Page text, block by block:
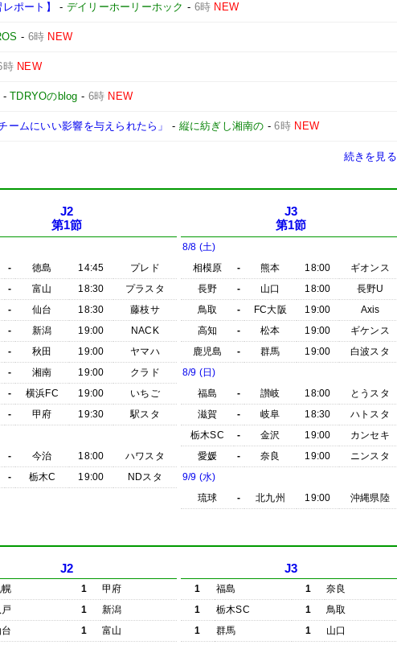
ポート】
- デイリーホーリーホック - 6時 NEW
- 6時 NEW
時 NEW
-TDRYOのblog - 6時 NEW
ームにいい影響を与えられたら」 - 縦に紡ぎし湘南の -6時 NEW
続きを見る
J2
第1節
- 徳島 14:45
プレド
- 富山 18:30
プラスタ
- 仙台 18:30
藤枝サ
- 新潟 19:00
NACK
- 秋田 19:00
ヤマハ
- 湘南 19:00
クラド
- 横浜FC 19:00
いちご
- 甲府 19:30
駅スタ
- 今治 18:00
ハワスタ
- 栃木C 19:00 NDスタ
J3
第1節
8/8 (土)
相模原
- 熊本 18:00
ギオンス
長野
- 山口 18:00
長野U
鳥取
- FC大阪 19:00
Axis
高知
- 松本 19:00
ギケンス
鹿児島
- 群馬 19:00
白波スタ
8/9 (日)
福島
- 讃岐 18:00
とうスタ
滋賀
- 岐阜 18:30
ハトスタ
栃木SC
- 金沢 19:00
カンセキ
愛媛
- 奈良 19:00
ニンスタ
9/9 (水)
琉球
- 北九州 19:00 沖縄県陸
J2
1
甲府
戸 1
新潟
1
富山
J3
1 福島 1
奈良
1
栃木SC 1
鳥取
1
群馬 1
山口